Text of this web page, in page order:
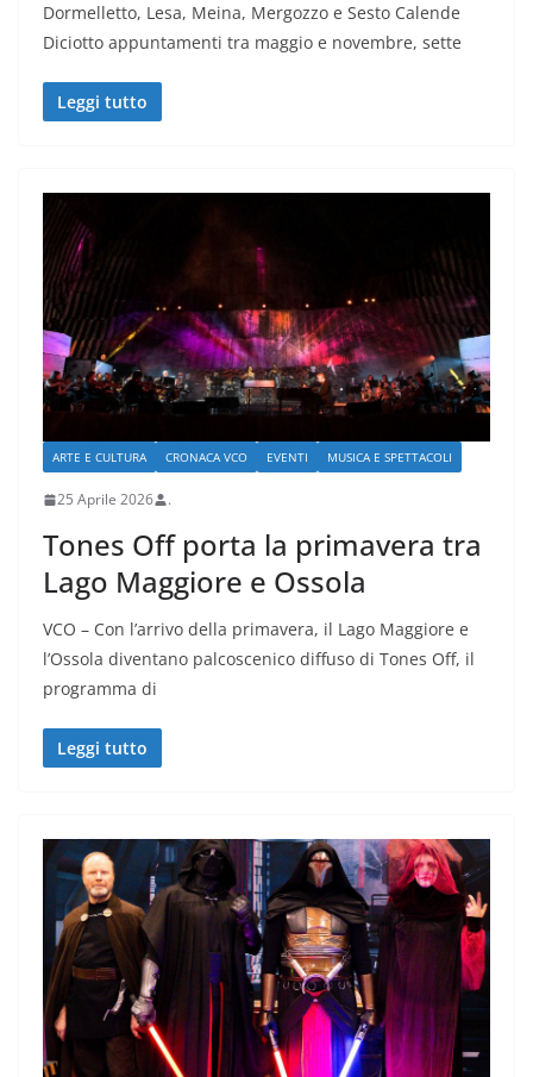
Dormelletto, Lesa, Meina, Mergozzo e Sesto Calende
Diciotto appuntamenti tra maggio e novembre, sette
Leggi tutto
ARTE E CULTURA CRONACA VCO EVENTI MUSICA E SPETTACOLI
25 Aprile 2026 .
Tones Off porta la primavera tra
Lago Maggiore e Ossola
VCO – Con l’arrivo della primavera, il Lago Maggiore e
l’Ossola diventano palcoscenico diffuso di Tones Off, il
programma di
Leggi tutto